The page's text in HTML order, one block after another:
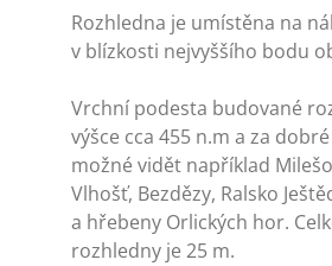
Hlášení závad
Kontakty
Rozhledna je umístěna na
v blízkosti nejvyššího bodu
Vrchní podesta budované
výšce cca 455 n.m a za
možné vidět například
Vlhošť, Bezdězy, Ralsko
a hřebeny Orlických hor.
rozhledny je 25 m.